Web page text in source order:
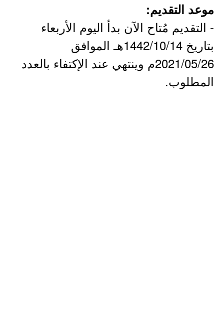
موعد التقديم:
- التقديم مُتاح الآن بدأ اليوم الأربعاء
بتاريخ 1442/10/14هـ الموافق
2021/05/26م وينتهي عند الإكتفاء بالعدد
المطلوب.